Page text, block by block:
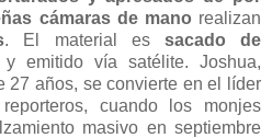
cámaras de mano realizan
. El material es sacado de
y emitido vía satélite. Joshua,
27 años, se convierte en el líder
cuando los monjes
masivo en septiembre